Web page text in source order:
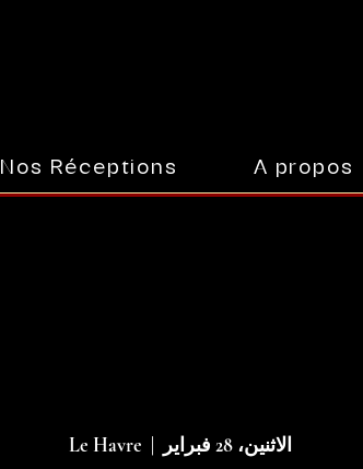
Nos Réceptions A propos
الاثنين، 28 فبراير Le Havre